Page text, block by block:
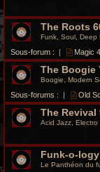
The Roots
Funk, Soul, Deep
Sous-forum : | Magic
The Boogie
Boogie, Modern
Sous-forums : | Old
The Revival
Acid Jazz,
Funk-o-
Le Panthéon du